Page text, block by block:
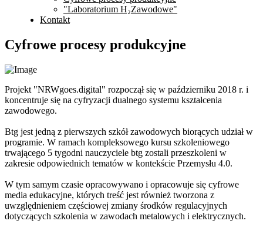
"Laboratorium H₂Zawodowe"
Kontakt
Cyfrowe procesy produkcyjne
Projekt "NRWgoes.digital" rozpoczął się w październiku 2018 r. i
koncentruje się na cyfryzacji dualnego systemu kształcenia
zawodowego.
Btg jest jedną z pierwszych szkół zawodowych biorących udział w
programie. W ramach kompleksowego kursu szkoleniowego
trwającego 5 tygodni nauczyciele btg zostali przeszkoleni w
zakresie odpowiednich tematów w kontekście Przemysłu 4.0.
W tym samym czasie opracowywano i opracowuje się cyfrowe
media edukacyjne, których treść jest również tworzona z
uwzględnieniem częściowej zmiany środków regulacyjnych
dotyczących szkolenia w zawodach metalowych i elektrycznych.